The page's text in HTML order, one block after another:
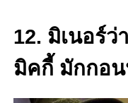
12. มิเนอร์
มิคกี้ มักกอ